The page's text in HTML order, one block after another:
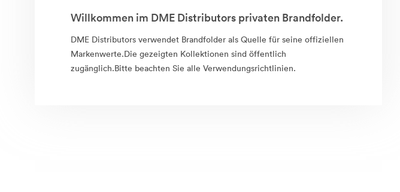
Willkommen im DME Distributors privaten Brandfolder.
DME Distributors verwendet Brandfolder als Quelle für seine offiziellen
Markenwerte.Die gezeigten Kollektionen sind öffentlich
zugänglich.Bitte beachten Sie alle Verwendungsrichtlinien.